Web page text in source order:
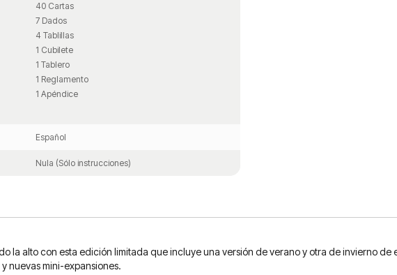
40 Cartas
7 Dados
4 Tablillas
1 Cubilete
1 Tablero
1 Reglamento
1 Apéndice
Español
Nula (Sólo instrucciones)
la alto con esta edición limitada que incluye una versión de verano y otra de invierno
nuevas mini-expansiones.